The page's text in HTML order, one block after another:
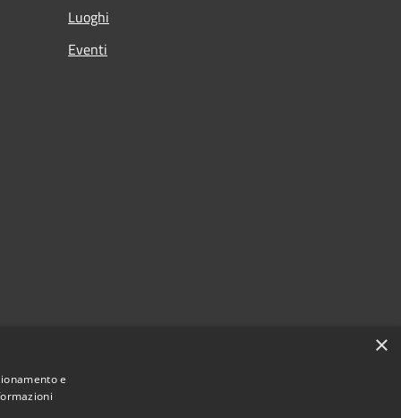
Luoghi
Eventi
×
e